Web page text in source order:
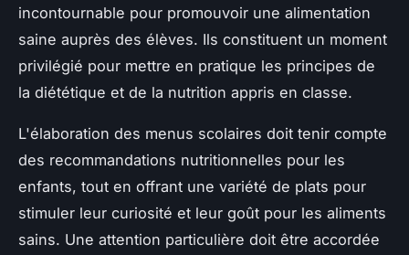
incontournable pour promouvoir une alimentation
saine auprès des élèves. Ils constituent un moment
privilégié pour mettre en pratique les principes de
la diététique et de la nutrition appris en classe.
L'élaboration des menus scolaires doit tenir compte
des recommandations nutritionnelles pour les
enfants, tout en offrant une variété de plats pour
stimuler leur curiosité et leur goût pour les aliments
sains. Une attention particulière doit être accordée